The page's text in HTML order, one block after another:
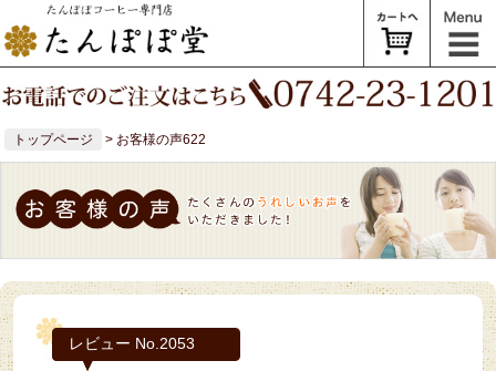
トップページ > お客様の声622
レビュー No.2053